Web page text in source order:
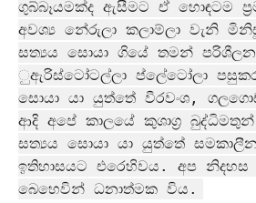
ගුබ්බෑයමක්ද ඇසීමට ඒ හොඳටම
අවශ්‍ය නේරුලා කලාම්ලා වැනි
සත්‍යය සොයා ගියේ තමන්
ුඇරිස්ටෝටල්ලා ප්ලේටෝලා
සොයා යා යුත්තේ වීරවංශ,
ආදි අපේ කාලයේ කුශාග‍්‍ර
සත්‍යය සොයා යා යුත්තේ
ඉතිහාසයට එරෙහිවය. අප නිදහස
බෙහෙවින් ධනාත්මක විය.